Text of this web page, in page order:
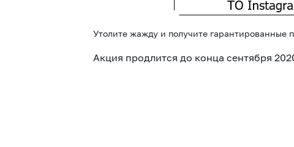
Утолите жажду и получите гарантированные
Акция продлится до конца сентября